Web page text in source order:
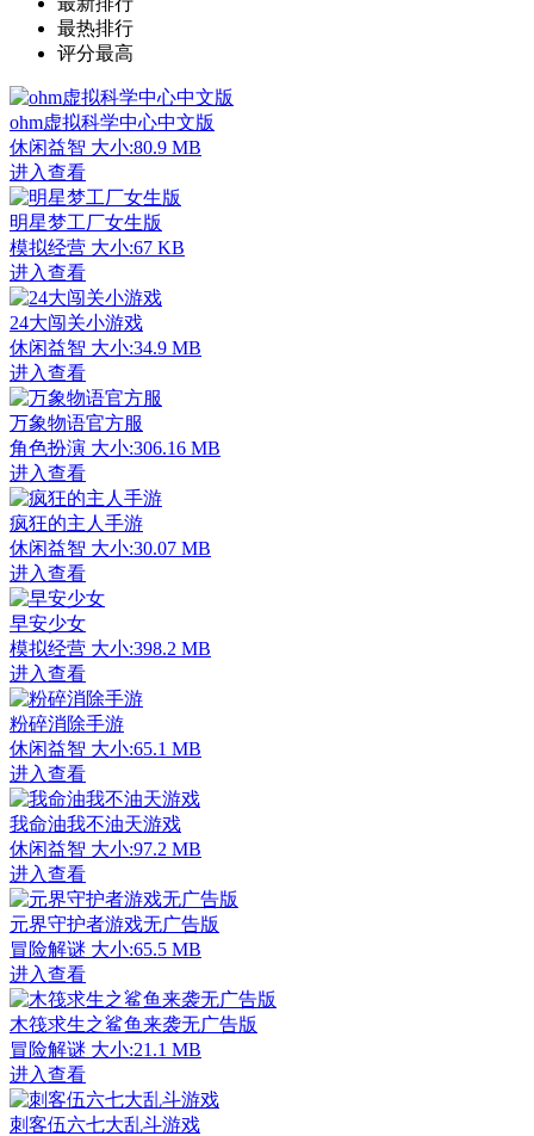
最热排行
评分最高
ohm虚拟科学中心中文版
休闲益智 大小:80.9 MB
进入查看
明星梦工厂女生版
模拟经营 大小:67 KB
进入查看
24大闯关小游戏
休闲益智 大小:34.9 MB
进入查看
万象物语官方服
角色扮演 大小:306.16 MB
进入查看
疯狂的主人手游
休闲益智 大小:30.07 MB
进入查看
早安少女
模拟经营 大小:398.2 MB
进入查看
粉碎消除手游
休闲益智 大小:65.1 MB
进入查看
我命油我不油天游戏
休闲益智 大小:97.2 MB
进入查看
元界守护者游戏无广告版
冒险解谜 大小:65.5 MB
进入查看
木筏求生之鲨鱼来袭无广告版
冒险解谜 大小:21.1 MB
进入查看
刺客伍六七大乱斗游戏